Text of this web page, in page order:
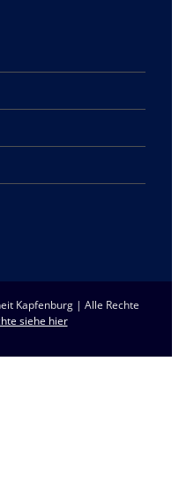
Kapfenburg | Alle Rechte
siehe hier